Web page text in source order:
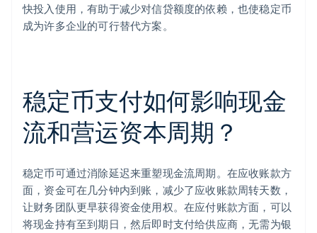
快投入使用，有助于减少对信贷额度的依赖，也使稳定币
成为许多企业的可行替代方案。
稳定币支付如何影响现金
流和营运资本周期？
稳定币可通过消除延迟来重塑现金流周期。在应收账款方
面，资金可在几分钟内到账，减少了应收账款周转天数，
让财务团队更早获得资金使用权。在应付账款方面，可以
将现金持有至到期日，然后即时支付给供应商，无需为银